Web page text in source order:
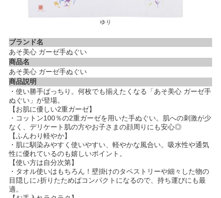
ブランド名
あそ美心 ガーゼ手ぬぐい
商品名
あそ美心 ガーゼ手ぬぐい
商品説明
・使い勝手ばっちり。何枚でも揃えたくなる「あそ美心 ガーゼ手
ぬぐい」が登場。
【お肌に優しい2重ガーゼ】
・コットン100％の2重ガーゼを用いた手ぬぐい。肌への刺激が少
なく、デリケート肌の方やお子さまの顔周りにも安心◎
【ふんわり軽やか】
・肌に馴染みやすく使いやすい、軽やかな風合い。吸水性や通気
性に優れているのも嬉しいポイント。
【使い方は自分次第】
・タオル使いはもちろん！壁掛けのタペストリーや細々した物の
目隠しに♪折りたためばコンパクトになるので、持ち運びにも最
適。